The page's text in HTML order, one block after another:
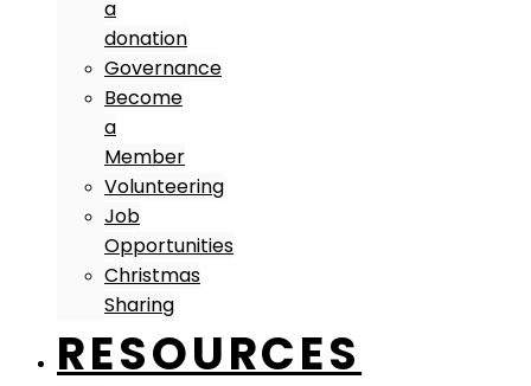
a
donation
Governance
Become
a
Member
Volunteering
Job
Opportunities
Christmas
Sharing
RESOURCES